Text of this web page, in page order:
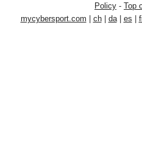
Policy - Top
mycybersport.com | ch| da| es | fi